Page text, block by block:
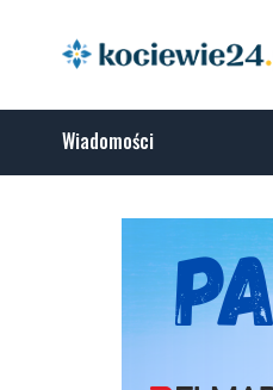
Wiadomości